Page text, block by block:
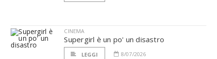
CINEMA
Supergirl è un po' un disastro
LEGGI 8/07/2026